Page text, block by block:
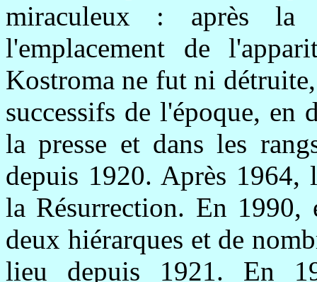
miraculeux : après la
l'emplacement de
Kostroma ne fut ni
successifs de l'époque, en
la presse et dans les
depuis 1920. Après 1964,
la Résurrection. En 1990,
deux hiérarques et de
lieu depuis 1921. En